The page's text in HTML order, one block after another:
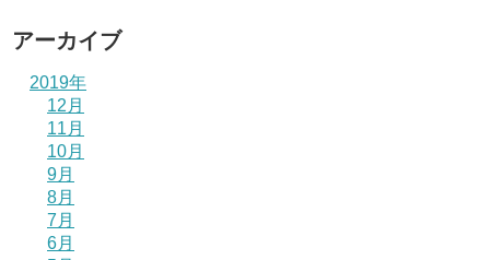
アーカイブ
2019年
12月
11月
10月
9月
8月
7月
6月